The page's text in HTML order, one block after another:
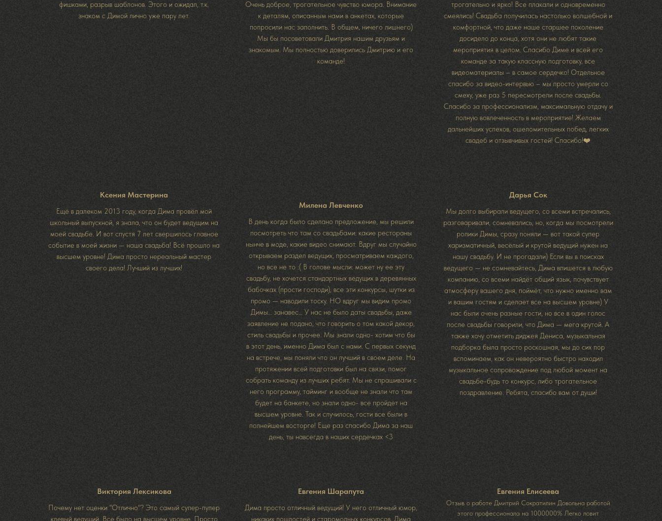
фишками, разрыв шаблонов. Этого и ожидал, т.к.
знаком с Димой лично уже пару лет.
Очень доброе, трогательное чувство юмора. Внимание
к деталям, описанным нами в анкетах, которые
попросили нас заполнить. В общем, ничего лишнего)
Мы бы посоветовали Дмитрия нашим друзьям и
знакомым. Мы полностью доверились Дмитрию и его
команде!
трогательно и ярко! Все плакали и одновременно
смеялись! Свадьба получилась настолько волшебной и
комфортной, что даже наше старшее поколение
досидело до конца, хотя они не любят такие
мероприятия в целом. Спасибо Диме и всей его
команде за такую классную подготовку, все
видеоматериалы – в самое сердечко! Отдельное
спасибо за видео-интервью – мы просто умерли со
смеху, уже раз 5 пересмотрели после свадьбы.
Спасибо за профессионализм, максимальную отдачу и
полную вовлеченность в мероприятие! Желаем
дальнейших успехов, ошеломительных побед, легких
свадеб и отзывчивых гостей! Спасибо!❤️
Ксения Мастерина
Ещё в далеком 2013 году, когда Дима провёл мой
школьный выпускной, я знала, что он будет ведущим на
моей свадьбе. И вот спустя 7 лет свершилось главное
событие в моей жизни — наша свадьба! Всё прошло на
высшем уровне! Дима просто нереальный мастер
своего дела! Лучший из лучших!
Милена Левченко
В день когда было сделано предложение, мы решили
посмотреть что там со свадьбами: какие рестораны
нынче в моде, какие видео снимают. Вдруг мы случайно
открываем раздел ведущих, просматриваем каждого,
но все не то :( В голове мысли: может ну ее эту
свадьбу, не хочется стандартных ведущих в деревянных
бабочках (прости господи), все эти конкурсы, шутки из
промо — наводили тоску. НО вдруг мы видим промо
Димы… занавес… У нас не было даты свадьбы, даже
заявление не подано, что говорить о том какой декор,
стиль свадьбы и прочее. Мы знали одно- хотим что бы
в этот день, именно Дима был с нами. С первых секунд
на встрече, мы поняли что он лучший в своем деле. На
протяжении всей подготовки был на связи, помог
собрать команду из лучших ребят. Мы не спрашивали с
него программу, тайминг и вообще не знали что там
будет на банкете, но знали одно- все пройдет на
высшем уровне. Так и случилось, гости все были в
полнейшем восторге! Еще раз спасибо Дима за наш
день, ты навсегда в наших сердечках <3
Дарья Сок
Мы долго выбирали ведущего, со всеми встречались,
разговаривали, сомневались, но, когда мы посмотрели
ролики Димы, сразу поняли — вот такой супер
харизматичный, весёлый и крутой ведущий нужен на
нашу свадьбу. И не прогадали) Если вы в поисках
ведущего — не сомневайтесь, Дима впишется в любую
компанию, со всеми найдёт общий язык, почувствует
атмосферу вашего дня, поймёт, что нужно именно вам
и вашим гостям и сделает все на высшем уровне) У
нас были очень разные гости, но все в один голос
после свадьбы говорили, что Дима — мега крутой. А
также хочу отметить диджея Дениса, музыкальная
подборка была просто роскошная, мы до сих пор
вспоминаем, как он невероятно быстро находил
музыкальное сопровождение под любой момент на
свадьбе-будь то конкурс, либо трогательное
поздравление. Ребята, спасибо вам от души!
Виктория Лексикова
Почему нет оценки "Отлично"? Это самый супер-пупер
клевый ведущий. Все было на высшем уровне. Просто
Евгения Шарапута
Дима просто отличный ведущий! У него отличный юмор,
никаких пошлостей и старомодных конкурсов. Дима
Евгения Елисеева
Отзыв о работе Дмитрий Сократилин Довольна работой
этого профессионала на 1000000% Легко ловит